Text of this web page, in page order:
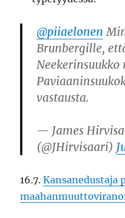
@piiaelonen
Brunbergille,
vastausta.
— James
(@JHirvisaari)
16.7.